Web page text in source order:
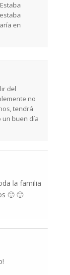
en
del
no
tendrá
un buen día
la familia
🙂 🙂